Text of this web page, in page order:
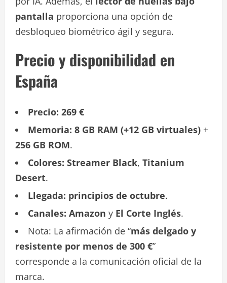
pantalla proporciona una opción de
desbloqueo biométrico ágil y segura.
Precio y disponibilidad en
España
Precio: 269 €
Memoria: 8 GB RAM (+12 GB virtuales) +
256 GB ROM.
Colores: Streamer Black, Titanium
Desert.
Llegada: principios de octubre.
Canales: Amazon y El Corte Inglés.
Nota: La afirmación de “más delgado y
resistente por menos de 300 €”
corresponde a la comunicación oficial de la
marca.